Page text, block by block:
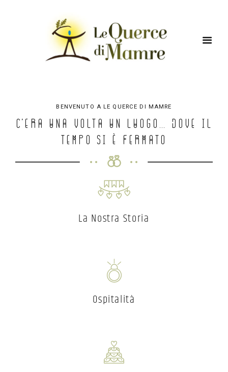
BENVENUTO A LE QUERCE DI MAMRE
C’era una volta un Luogo… dove il
Tempo si è Fermato
La Nostra Storia
Ospitalità